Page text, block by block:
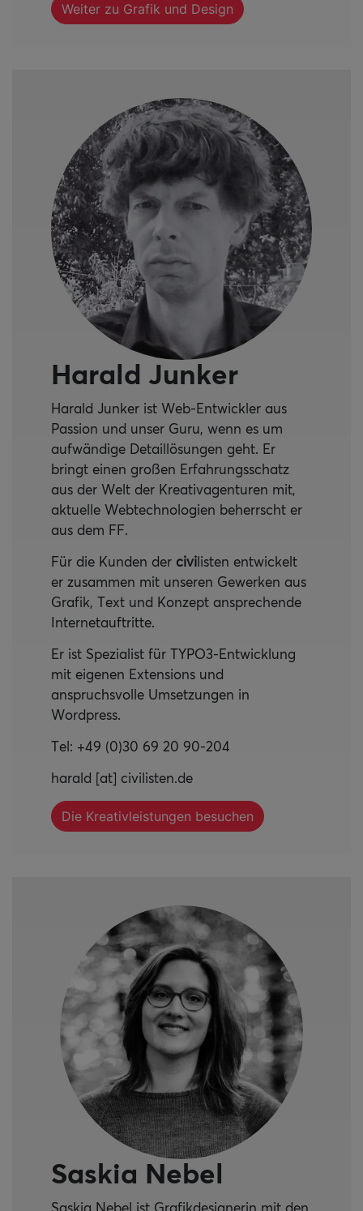
Weiter zu Grafik und Design
Harald Junker
Harald Junker ist Web-Entwickler aus
Passion und unser Guru, wenn es um
aufwändige Detaillösungen geht. Er
bringt einen großen Erfahrungsschatz
aus der Welt der Kreativagenturen mit,
aktuelle Webtechnologien beherrscht er
aus dem FF.
Für die Kunden der civilisten entwickelt
er zusammen mit unseren Gewerken aus
Grafik, Text und Konzept ansprechende
Internetauftritte.
Er ist Spezialist für TYPO3-Entwicklung
mit eigenen Extensions und
anspruchsvolle Umsetzungen in
Wordpress.
Tel: +49 (0)30 69 20 90-204
harald [at] civilisten.de
Die Kreativleistungen besuchen
Saskia Nebel